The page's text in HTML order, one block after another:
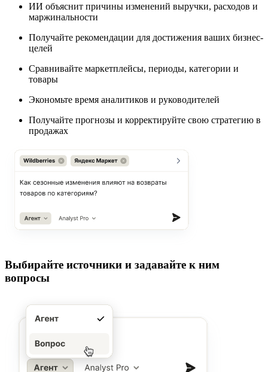
ИИ объяснит причины изменений выручки, расходов и
маржинальности
Получайте рекомендации для достижения ваших бизнес-
целей
Сравнивайте маркетплейсы, периоды, категории и
товары
Экономьте время аналитиков и руководителей
Получайте прогнозы и корректируйте свою стратегию в
продажах
Выбирайте источники и задавайте к ним
вопросы